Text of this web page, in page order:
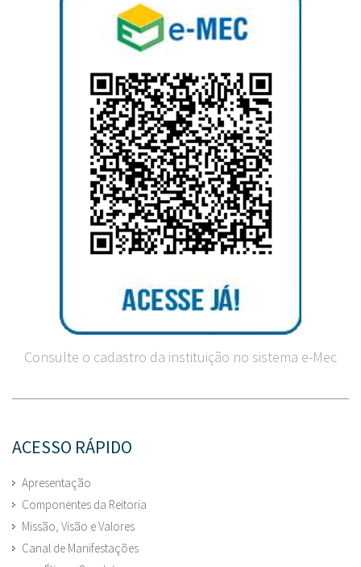
Consulte o cadastro da instituição no sistema e-Mec
ACESSO RÁPIDO
Apresentação
Componentes da Reitoria
Missão, Visão e Valores
Canal de Manifestações